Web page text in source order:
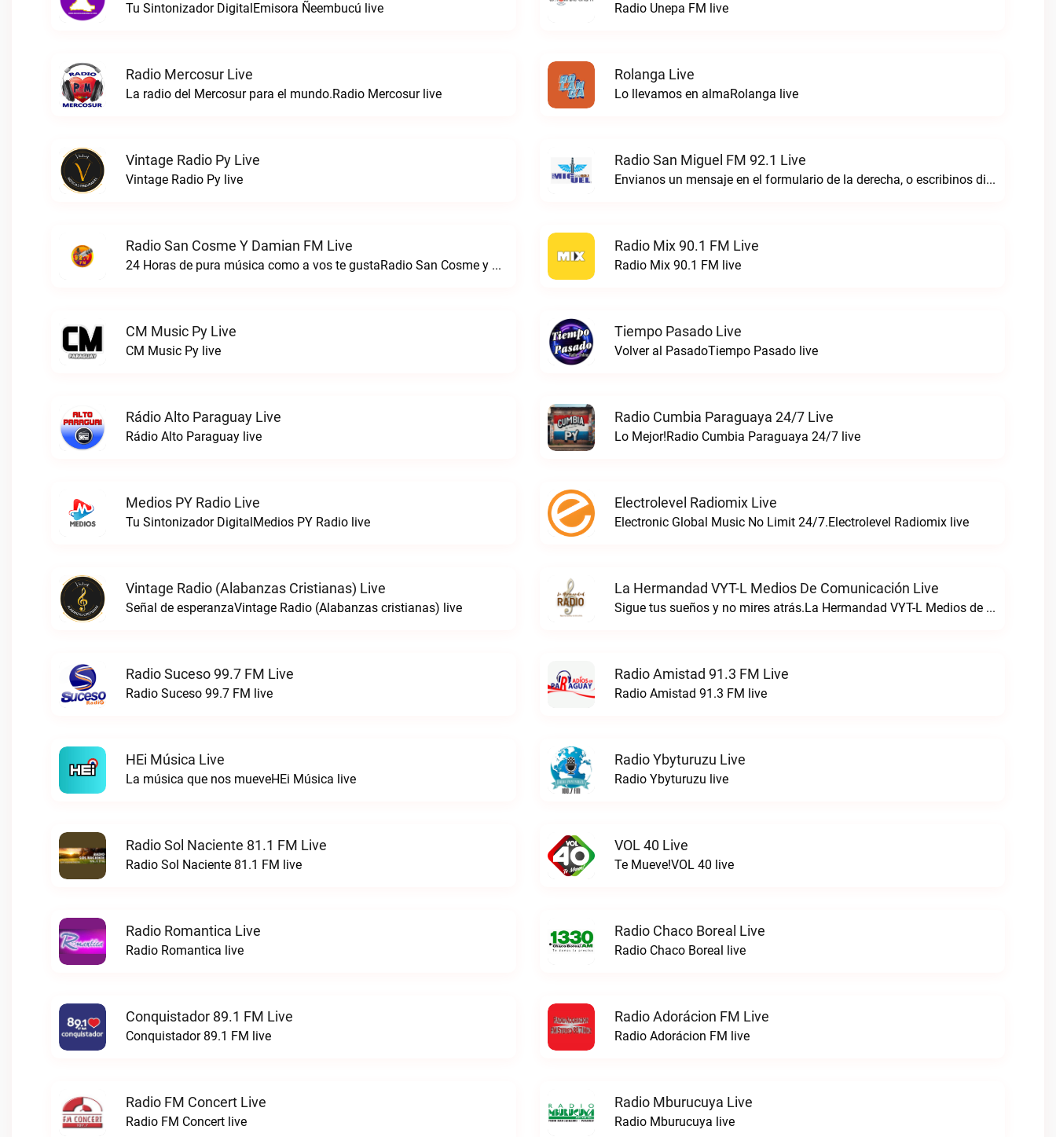
Tu Sintonizador DigitalEmisora Ñeembucú live Radio Unepa FM live
Radio Mercosur Live
La radio del Mercosur para el mundo.Radio Mercosur live
Rolanga Live
Lo llevamos en almaRolanga live
Vintage Radio Py Live
Vintage Radio Py live
Radio San Miguel FM 92.1 Live
Envianos un mensaje en el formulario de la derecha, o escribinos directo al WhatsApp.Radio San Miguel FM 92.1 live
Radio San Cosme Y Damian FM Live
24 Horas de pura música como a vos te gustaRadio San Cosme y Damian FM live
Radio Mix 90.1 FM Live
Radio Mix 90.1 FM live
CM Music Py Live
CM Music Py live
Tiempo Pasado Live
Volver al PasadoTiempo Pasado live
Rádio Alto Paraguay Live
Rádio Alto Paraguay live
Radio Cumbia Paraguaya 24/7 Live
Lo Mejor!Radio Cumbia Paraguaya 24/7 live
Medios PY Radio Live
Tu Sintonizador DigitalMedios PY Radio live
Electrolevel Radiomix Live
Electronic Global Music No Limit 24/7.Electrolevel Radiomix live
Vintage Radio (Alabanzas Cristianas) Live
Señal de esperanzaVintage Radio (Alabanzas cristianas) live
La Hermandad VYT-L Medios De Comunicación Live
Sigue tus sueños y no mires atrás.La Hermandad VYT-L Medios de Comunicación live
Radio Suceso 99.7 FM Live
Radio Suceso 99.7 FM live
Radio Amistad 91.3 FM Live
Radio Amistad 91.3 FM live
HEi Música Live
La música que nos mueveHEi Música live
Radio Ybyturuzu Live
Radio Ybyturuzu live
Radio Sol Naciente 81.1 FM Live
Radio Sol Naciente 81.1 FM live
VOL 40 Live
Te Mueve!VOL 40 live
Radio Romantica Live
Radio Romantica live
Radio Chaco Boreal Live
Radio Chaco Boreal live
Conquistador 89.1 FM Live
Conquistador 89.1 FM live
Radio Adorácion FM Live
Radio Adorácion FM live
Radio FM Concert Live
Radio FM Concert live
Radio Mburucuya Live
Radio Mburucuya live